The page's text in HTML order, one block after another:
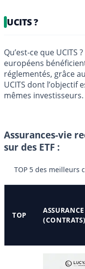
UCITS ?
Qu’est-ce que UCITS
européens
réglementés, grâce
UCITS dont l’objectif
mêmes investisseurs.
Assurances-vie
sur des ETF :
TOP 5 des meilleurs
TOP
(CONTRATS)